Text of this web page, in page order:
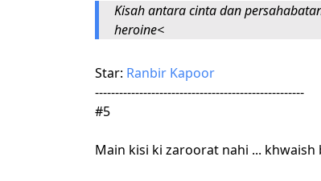
Kisah antara cinta dan
heroine<
Star: Ranbir Kapoor
----------------------------------------------------
#5
Main kisi ki zaroorat nahi ...